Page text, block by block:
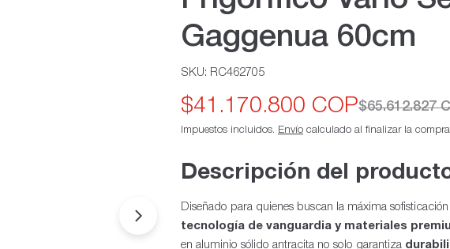
Abrir medios 1 en modal
Gaggenua 60cm
SKU: RC462705
Precio
de
oferta
$41.170.800 COP
Precio
habitual
$65.612.827
Impuestos incluidos. Envío calculado al finalizar la
Descripción del
Diseñado para quienes buscan la máxima
tecnología de vanguardia y materiales
en aluminio sólido antracita no solo garantiza